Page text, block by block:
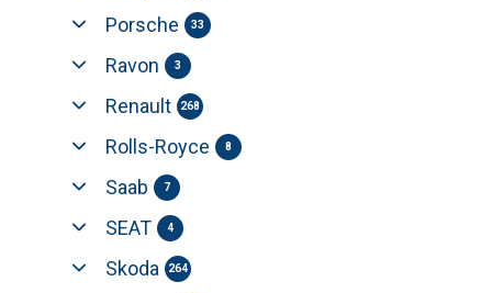
Porsche 33
Ravon 3
Renault 268
Rolls-Royce 8
Saab 7
SEAT 4
Skoda 264